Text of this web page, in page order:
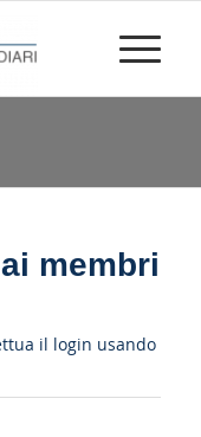
membri
il login usando